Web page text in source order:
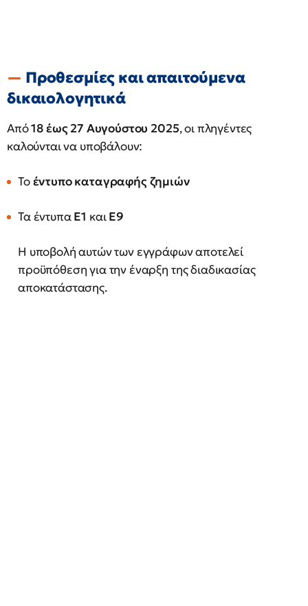
Προθεσμίες και απαιτούμενα
δικαιολογητικά
Από18 έως 27 Αυγούστου 2025, οι πληγέντες
καλούνται να υποβάλουν:
Τοέντυπο καταγραφής ζημιών
Τα έντυπαΕ1 καιΕ9
Η υποβολή αυτών των εγγράφων αποτελεί
προϋπόθεση για την έναρξη της διαδικασίας
αποκατάστασης.